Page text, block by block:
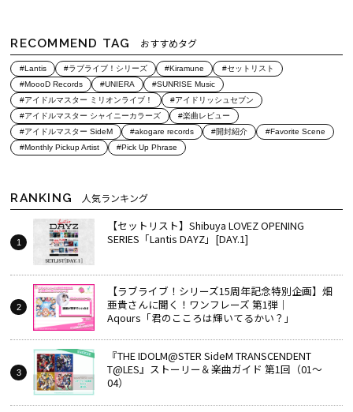
RECOMMEND TAG おすすめタグ
#Lantis #ラブライブ！シリーズ #Kiramune
#セットリスト
#MoooD Records
#UNIERA
#SUNRISE Music
#アイドルマスター ミリオンライブ！
#アイドリッシュセブン
#アイドルマスター シャイニーカラーズ
#楽曲レビュー
#アイドルマスター SideM
#akogare records #開封紹介
#Favorite Scene
#Monthly Pickup Artist
#Pick Up Phrase
RANKING 人気ランキング
【セットリスト】Shibuya LOVEZ OPENING
SERIES「Lantis DAYZ」[DAY.1]
【ラブライブ！シリーズ15周年記念特別企画】畑
亜貴さんに聞く！ワンフレーズ 第1弾｜
Aqours「君のこころは輝いてるかい？」
『THE IDOLM@STER SideM TRANSCENDENT
T@LES』ストーリー＆楽曲ガイド 第1回（01～
04）